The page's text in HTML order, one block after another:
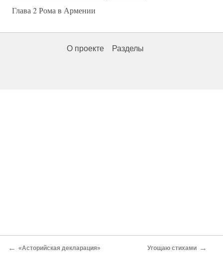
Глава 2 Рома в Армении
О проекте Разделы
← «Асторийская декларация» Угощаю стихами →